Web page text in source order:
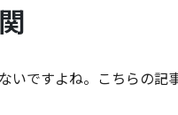
いですよね。こちらの記